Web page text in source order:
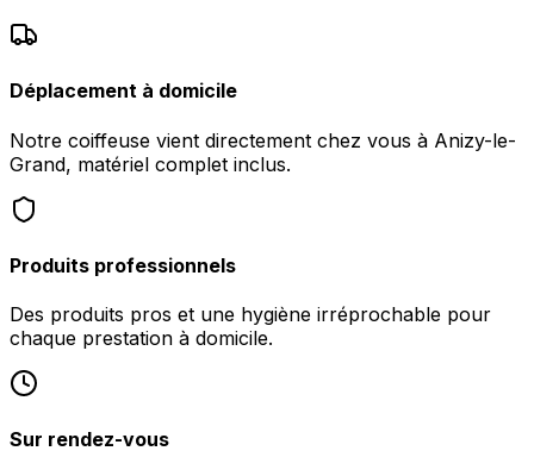
Déplacement à domicile
Notre coiffeuse vient directement chez vous à Anizy-le-
Grand, matériel complet inclus.
Produits professionnels
Des produits pros et une hygiène irréprochable pour
chaque prestation à domicile.
Sur rendez-vous